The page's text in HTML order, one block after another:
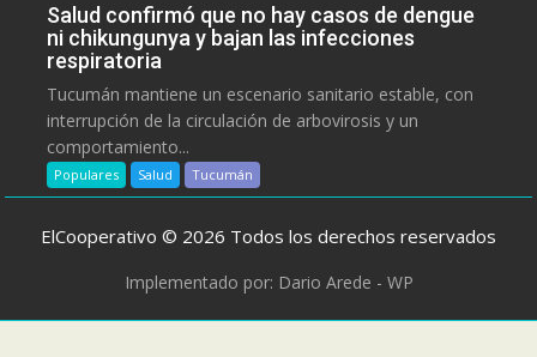
Salud confirmó que no hay casos de dengue
ni chikungunya y bajan las infecciones
respiratoria
Tucumán mantiene un escenario sanitario estable, con
interrupción de la circulación de arbovirosis y un
comportamiento...
Populares Salud Tucumán
ElCooperativo © 2026 Todos los derechos reservados